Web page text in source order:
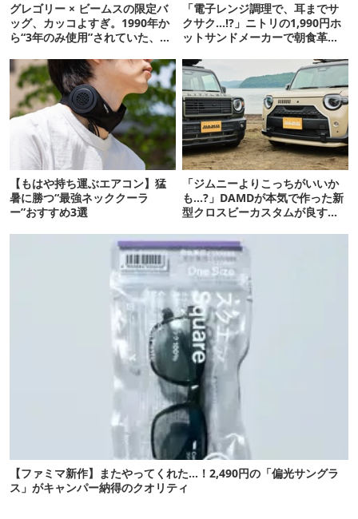
グレゴリー × ビームスの限定バ
ッグ、カッコよすぎ。1990年か
ら“3年のみ使用”されていた、紫
「電子レンジ調理で、耳までサ
クサク…!?」ニトリの1,990円ホ
ットサンドメーカーで朝食革命
【もはや持ち運ぶエアコン】猛
暑に勝つ“最強ネッククーラ
ー”おすすめ3選
「ジムニーよりこっちがいいか
も…?」DAMDが本気で作った新
型クロスビーカスタムが良すぎ
【ファミマ新作】またやってくれた…！2,490円の「偏光サングラ
ス」がキャンパー納得のクオリティ